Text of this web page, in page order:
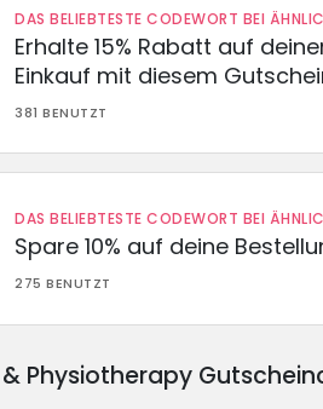
DAS BELIEBTESTE CODEWORT BEI
Erhalte 15% Rabatt auf
Einkauf mit diesem
381 BENUTZT
DAS BELIEBTESTE CODEWORT BEI
Spare 10% auf deine
275 BENUTZT
Physiotherapy